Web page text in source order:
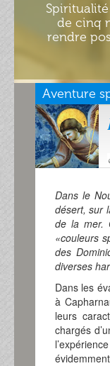
de cinq
rendre
Aventure
Dans le
désert, sur
de la mer.
«couleurs
des
diverses
Dans les
à
leurs
chargés